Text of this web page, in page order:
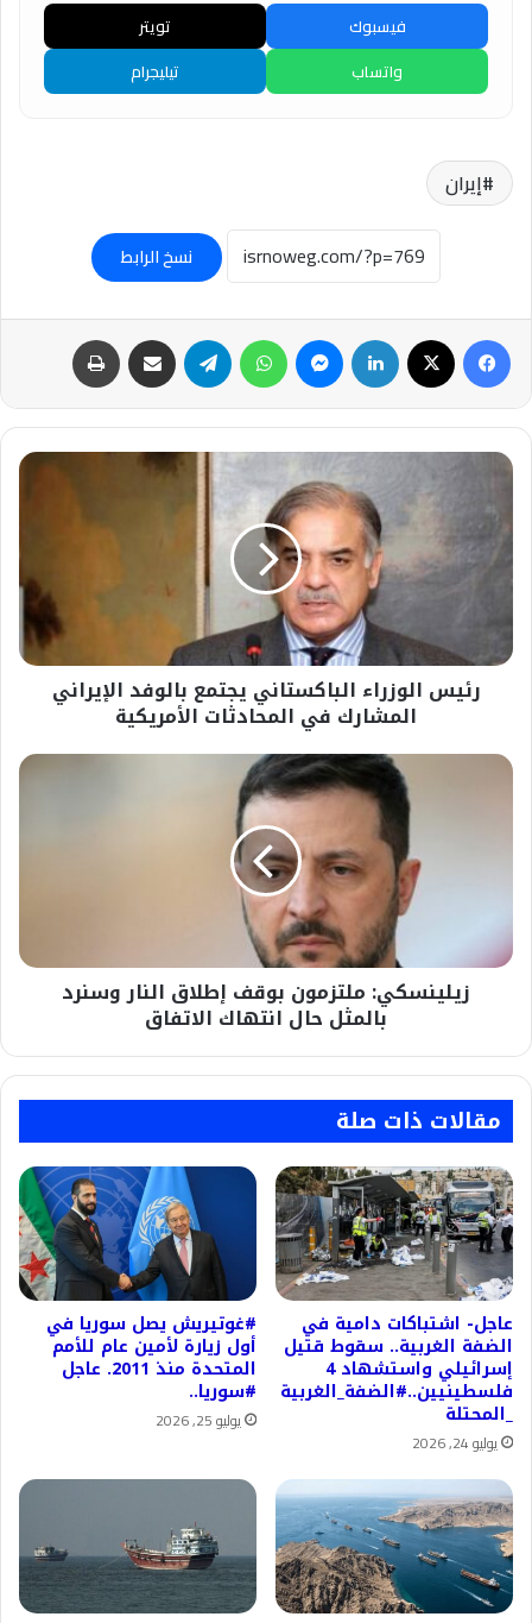
فيسبوك
تويتر
واتساب
تيليجرام
إيران
نسخ الرابط
فيسبوك لينكدإن ماسنجر واتساب تيلقرام مشاركة عبر البريد
رئيس
الباكستاني
يجتمع
بالوفد
الإيراني
المحادثات
الأمريكيةرئيس الوزراء الباكستاني يجتمع بالوفد الإيراني
المشارك في المحادثات الأمريكية
زيلينسكي:
حال
انتهاك
الاتفاقزيلينسكي: ملتزمون بوقف إطلاق النار وسنرد
بالمثل حال انتهاك الاتفاق
مقالات ذات صلة
عاجل- اشتباكات دامية في
الضفة الغربية.. سقوط قتيل
إسرائيلي واستشهاد 4
فلسطينيين..#الضفة_الغربية
_المحتلة
يوليو 24, 2026
#غوتيريش يصل سوريا في
أول زيارة لأمين عام للأمم
المتحدة منذ 2011. عاجل
#سوريا..
يوليو 25, 2026